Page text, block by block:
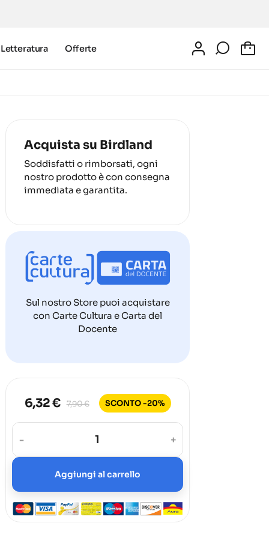
Letteratura Offerte
Acquista su Birdland
Soddisfatti o rimborsati, ogni
nostro prodotto è con consegna
immediata e garantita.
Sul nostro Store puoi acquistare
con Carte Cultura e Carta del
Docente
6,32 € 7,90 € SCONTO -20%
- +
Aggiungi al carrello